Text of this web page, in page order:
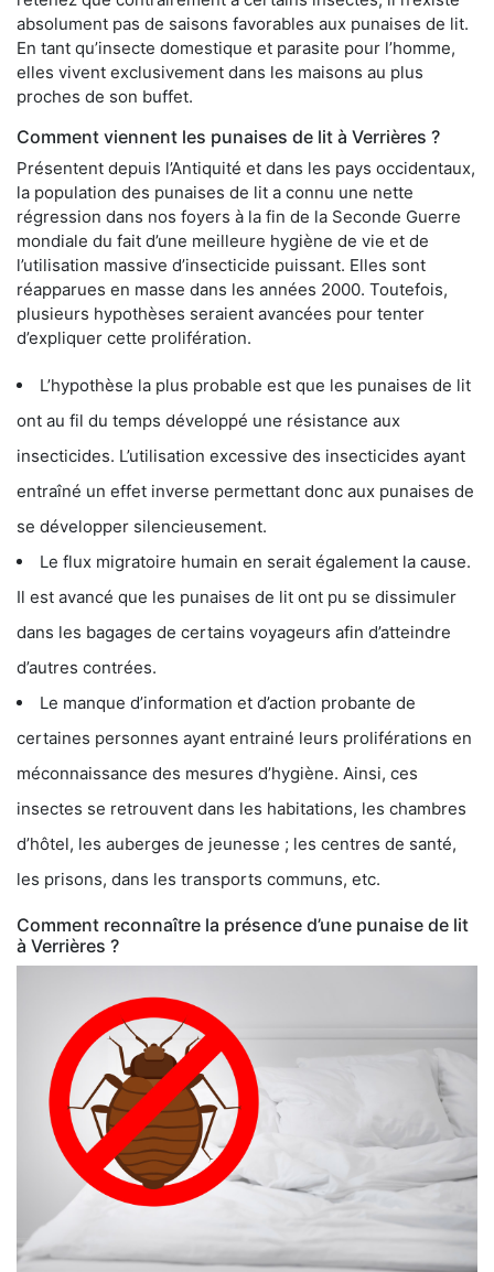
absolument pas de saisons favorables aux punaises de lit.
En tant qu’insecte domestique et parasite pour l’homme,
elles vivent exclusivement dans les maisons au plus
proches de son buffet.
Comment viennent les punaises de lit à Verrières ?
Présentent depuis l’Antiquité et dans les pays occidentaux,
la population des punaises de lit a connu une nette
régression dans nos foyers à la fin de la Seconde Guerre
mondiale du fait d’une meilleure hygiène de vie et de
l’utilisation massive d’insecticide puissant. Elles sont
réapparues en masse dans les années 2000. Toutefois,
plusieurs hypothèses seraient avancées pour tenter
d’expliquer cette prolifération.
L’hypothèse la plus probable est que les punaises de lit
ont au fil du temps développé une résistance aux
insecticides. L’utilisation excessive des insecticides ayant
entraîné un effet inverse permettant donc aux punaises de
se développer silencieusement.
Le flux migratoire humain en serait également la cause.
Il est avancé que les punaises de lit ont pu se dissimuler
dans les bagages de certains voyageurs afin d’atteindre
d’autres contrées.
Le manque d’information et d’action probante de
certaines personnes ayant entrainé leurs proliférations en
méconnaissance des mesures d’hygiène. Ainsi, ces
insectes se retrouvent dans les habitations, les chambres
d’hôtel, les auberges de jeunesse ; les centres de santé,
les prisons, dans les transports communs, etc.
Comment reconnaître la présence d’une punaise de lit
à Verrières ?